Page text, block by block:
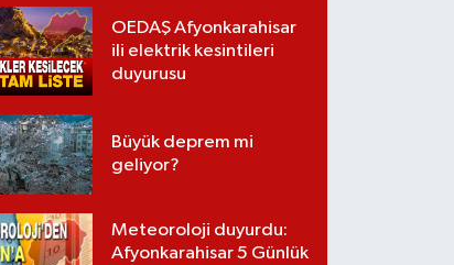
OEDAŞ Afyonkarahisar
ili elektrik kesintileri
duyurusu
Büyük deprem mi
geliyor?
Meteoroloji duyurdu:
Afyonkarahisar 5 Günlük